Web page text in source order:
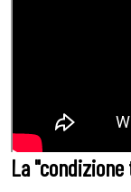
La